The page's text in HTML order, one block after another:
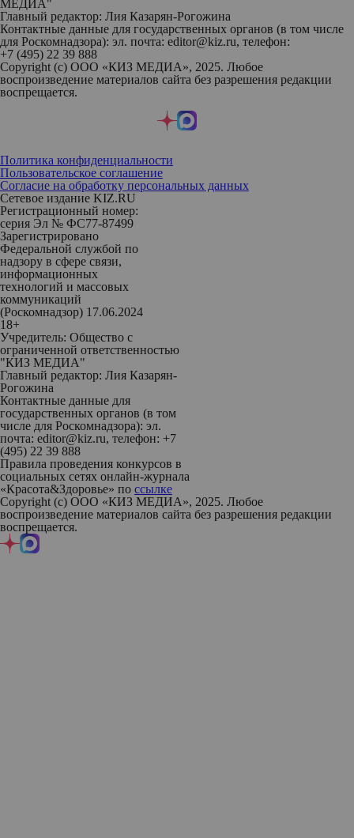
МЕДИА"
Главный редактор: Лия Казарян-Рогожина
Контактные данные для государственных органов (в том числе
для Роскомнадзора): эл. почта: editor@kiz.ru, телефон:
+7 (495) 22 39 888
Copyright (с) ООО «КИЗ МЕДИА», 2025. Любое
воспроизведение материалов сайта без разрешения редакции
воспрещается.
Политика конфиденциальности
Пользовательское соглашение
Согласие на обработку персональных данных
Сетевое издание KIZ.RU
Регистрационный номер:
серия Эл № ФС77-87499
Зарегистрировано
Федеральной службой по
надзору в сфере связи,
информационных
технологий и массовых
коммуникаций
(Роскомнадзор) 17.06.2024
18+
Учредитель: Общество с
ограниченной ответственностью
"КИЗ МЕДИА"
Главный редактор: Лия Казарян-
Рогожина
Контактные данные для
государственных органов (в том
числе для Роскомнадзора): эл.
почта: editor@kiz.ru, телефон: +7
(495) 22 39 888
Правила проведения конкурсов в
социальных сетях онлайн-журнала
«Красота&Здоровье» по ссылке
Copyright (с) ООО «КИЗ МЕДИА», 2025. Любое
воспроизведение материалов сайта без разрешения редакции
воспрещается.